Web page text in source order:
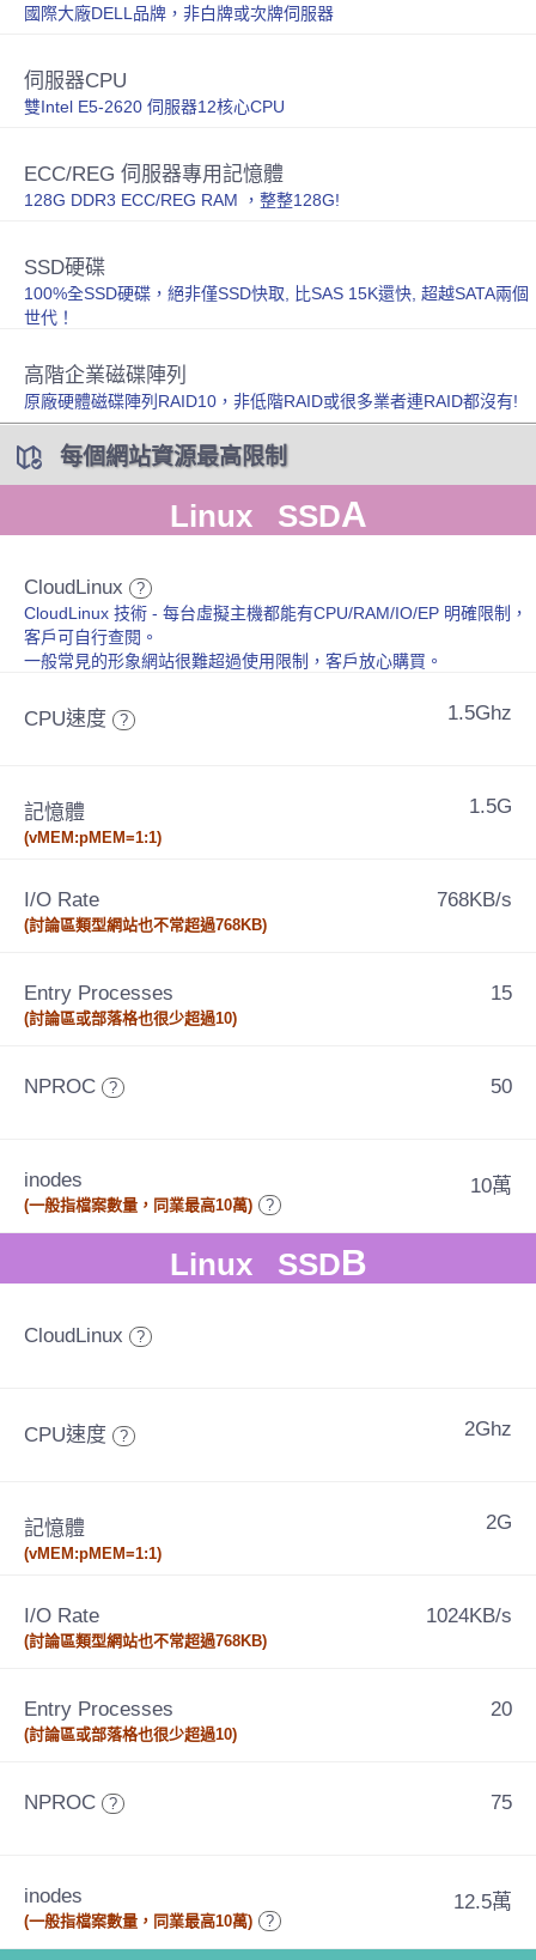
國際大廠DELL品牌，非白牌或次牌伺服器
伺服器CPU
雙Intel E5-2620 伺服器12核心CPU
ECC/REG 伺服器專用記憶體
128G DDR3 ECC/REG RAM ，整整128G!
SSD硬碟
100%全SSD硬碟，絕非僅SSD快取, 比SAS 15K還快, 超越SATA兩個
世代！
高階企業磁碟陣列
原廠硬體磁碟陣列RAID10，非低階RAID或很多業者連RAID都沒有!
每個網站資源最高限制
Linux SSDA
CloudLinux ?
CloudLinux 技術 - 每台虛擬主機都能有CPU/RAM/IO/EP 明確限制，
客戶可自行查閱。
一般常見的形象網站很難超過使用限制，客戶放心購買。
CPU速度 ? 1.5Ghz
記憶體
(vMEM:pMEM=1:1)
1.5G
I/O Rate
(討論區類型網站也不常超過768KB)
768KB/s
Entry Processes
(討論區或部落格也很少超過10)
15
NPROC ? 50
inodes
(一般指檔案數量，同業最高10萬) ?
10萬
Linux SSDB
CloudLinux ?
CPU速度 ? 2Ghz
記憶體
(vMEM:pMEM=1:1)
2G
I/O Rate
(討論區類型網站也不常超過768KB)
1024KB/s
Entry Processes
(討論區或部落格也很少超過10)
20
NPROC ? 75
inodes
(一般指檔案數量，同業最高10萬) ?
12.5萬